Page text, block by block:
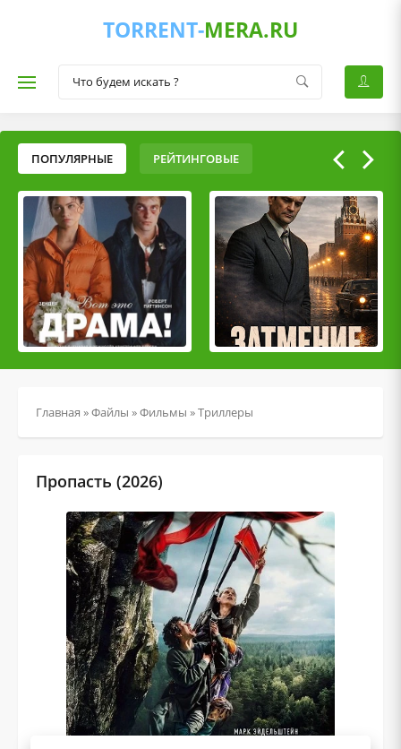
TORRENT-MERA.RU
ПОПУЛЯРНЫЕ РЕЙТИНГОВЫЕ
Главная »Файлы »Фильмы »Триллеры
Пропасть (2026)